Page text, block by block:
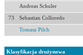
Andreas Schuler
73 Sebastian Colloredo
Tomasz Pilch
Klasyfikacja drużynowa